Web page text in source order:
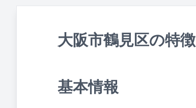
大阪市鶴見区の特徴
基本情報